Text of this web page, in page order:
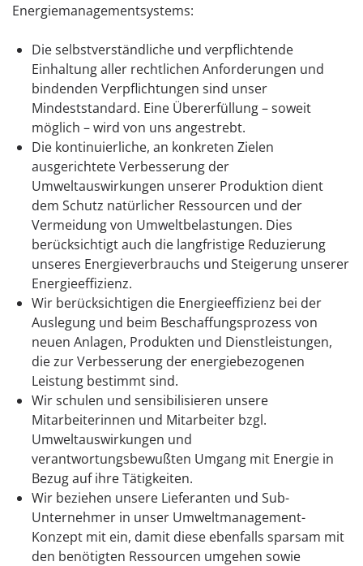
Energiemanagementsystems:
Die selbstverständliche und verpflichtende
Einhaltung aller rechtlichen Anforderungen und
bindenden Verpflichtungen sind unser
Mindeststandard. Eine Übererfüllung – soweit
möglich – wird von uns angestrebt.
Die kontinuierliche, an konkreten Zielen
ausgerichtete Verbesserung der
Umweltauswirkungen unserer Produktion dient
dem Schutz natürlicher Ressourcen und der
Vermeidung von Umweltbelastungen. Dies
berücksichtigt auch die langfristige Reduzierung
unseres Energieverbrauchs und Steigerung unserer
Energieeffizienz.
Wir berücksichtigen die Energieeffizienz bei der
Auslegung und beim Beschaffungsprozess von
neuen Anlagen, Produkten und Dienstleistungen,
die zur Verbesserung der energiebezogenen
Leistung bestimmt sind.
Wir schulen und sensibilisieren unsere
Mitarbeiterinnen und Mitarbeiter bzgl.
Umweltauswirkungen und
verantwortungsbewußten Umgang mit Energie in
Bezug auf ihre Tätigkeiten.
Wir beziehen unsere Lieferanten und Sub-
Unternehmer in unser Umweltmanagement-
Konzept mit ein, damit diese ebenfalls sparsam mit
den benötigten Ressourcen umgehen sowie